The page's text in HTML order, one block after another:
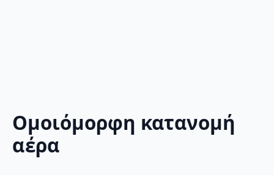
Ομοιόμορφη κατανομή
αέρα